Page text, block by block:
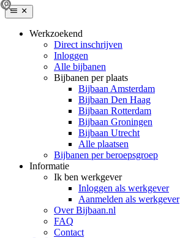
Werkzoekend
Direct inschrijven
Inloggen
Alle bijbanen
Bijbanen per plaats
Bijbaan Amsterdam
Bijbaan Den Haag
Bijbaan Rotterdam
Bijbaan Groningen
Bijbaan Utrecht
Alle plaatsen
Bijbanen per beroepsgroep
Informatie
Ik ben werkgever
Inloggen als werkgever
Aanmelden als werkgever
Over Bijbaan.nl
FAQ
Contact